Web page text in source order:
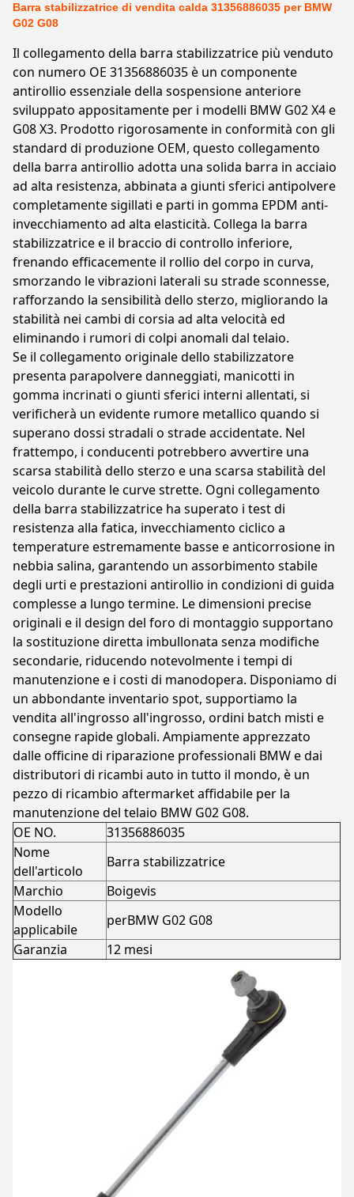
Barra stabilizzatrice di vendita calda 31356886035 per BMW
G02 G08
Il collegamento della barra stabilizzatrice più venduto
con numero OE 31356886035 è un componente
antirollio essenziale della sospensione anteriore
sviluppato appositamente per i modelli BMW G02 X4 e
G08 X3. Prodotto rigorosamente in conformità con gli
standard di produzione OEM, questo collegamento
della barra antirollio adotta una solida barra in acciaio
ad alta resistenza, abbinata a giunti sferici antipolvere
completamente sigillati e parti in gomma EPDM anti-
invecchiamento ad alta elasticità. Collega la barra
stabilizzatrice e il braccio di controllo inferiore,
frenando efficacemente il rollio del corpo in curva,
smorzando le vibrazioni laterali su strade sconnesse,
rafforzando la sensibilità dello sterzo, migliorando la
stabilità nei cambi di corsia ad alta velocità ed
eliminando i rumori di colpi anomali dal telaio.
Se il collegamento originale dello stabilizzatore
presenta parapolvere danneggiati, manicotti in
gomma incrinati o giunti sferici interni allentati, si
verificherà un evidente rumore metallico quando si
superano dossi stradali o strade accidentate. Nel
frattempo, i conducenti potrebbero avvertire una
scarsa stabilità dello sterzo e una scarsa stabilità del
veicolo durante le curve strette. Ogni collegamento
della barra stabilizzatrice ha superato i test di
resistenza alla fatica, invecchiamento ciclico a
temperature estremamente basse e anticorrosione in
nebbia salina, garantendo un assorbimento stabile
degli urti e prestazioni antirollio in condizioni di guida
complesse a lungo termine. Le dimensioni precise
originali e il design del foro di montaggio supportano
la sostituzione diretta imbullonata senza modifiche
secondarie, riducendo notevolmente i tempi di
manutenzione e i costi di manodopera. Disponiamo di
un abbondante inventario spot, supportiamo la
vendita all'ingrosso all'ingrosso, ordini batch misti e
consegne rapide globali. Ampiamente apprezzato
dalle officine di riparazione professionali BMW e dai
distributori di ricambi auto in tutto il mondo, è un
pezzo di ricambio aftermarket affidabile per la
manutenzione del telaio BMW G02 G08.
OE NO.
31356886035
Nome
dell'articolo
Barra stabilizzatrice
Marchio
Boigevis
Modello
applicabile
perBMW G02 G08
Garanzia
12 mesi